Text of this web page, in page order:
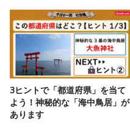
3ヒントで「都道府県」を当て
よう！神秘的な「海中鳥居」が
あります